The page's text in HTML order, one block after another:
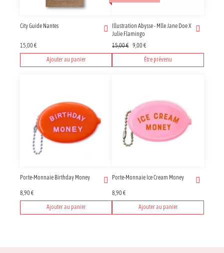
City Guide Nantes
15,00€
Ajouter au panier
Illustration Abysse - Mlle Jane Doe X
Julie Flamingo
15,00€ Le
prix
9,00€Le
prix
actuel
Être prévenu
Porte-Monnaie Birthday Money
8,90€
Ajouter au panier
Porte-Monnaie Ice Cream Money
8,90€
Ajouter au panier